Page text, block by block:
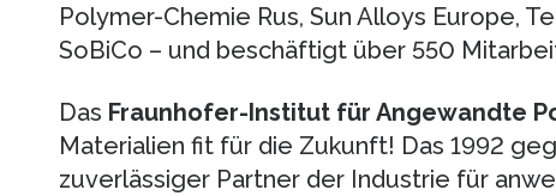
Polymer-Chemie Rus, Sun Alloys Europe,
SoBiCo – und beschäftigt über 550
Das Fraunhofer-Institut für Angewandte
Materialien fit für die Zukunft! Das 1992
zuverlässiger Partner der Industrie für